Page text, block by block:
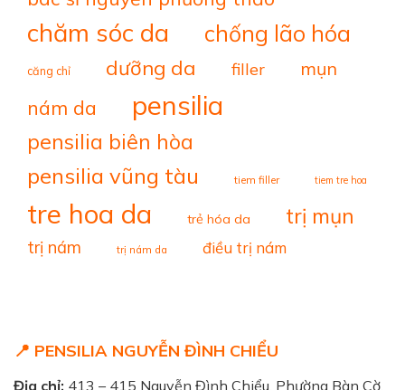
chăm sóc da chống lão hóa
căng chỉ dưỡng da filler mụn
nám da pensilia
pensilia biên hòa
pensilia vũng tàu tiem filler tiem tre hoa
tre hoa da trẻ hóa da trị mụn
trị nám trị nám da điều trị nám
📍 PENSILIA NGUYỄN ĐÌNH CHIỂU
Địa chỉ: 413 – 415 Nguyễn Đình Chiểu, Phường Bàn Cờ,